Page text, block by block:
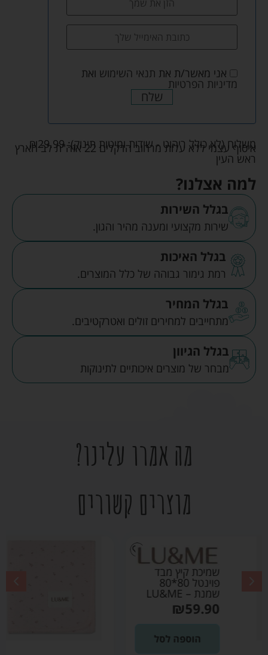
אני מאשר/ת את תנאי השימוש ואת
מדיניות הפרטיות
שלח
משלוח (לא כולל ריהוט - שידות ומיטות תינוק): ₪29.99
איסוף עצמי ללא עלות מרחוב הדקלים 22 אזה"ת לב הארץ
ראש העין
למה אצלנו?
בגלל השירות
שירות מקצועי ומענה מהיר והגון.
בגלל האיכות
רמת גימור גבוהה של כלל המוצרים.
בגלל המחיר
מתחייבים למחירים זולים ואטרקטיבים.
בגלל הגיוון
מבחר של מוצרים איכותיים לתינוקות
מה אמרו עלינו?
מוצרים קשורים